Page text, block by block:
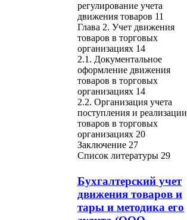
регулирование учета
движения товаров 11
Глава 2. Учет движения
товаров в торговых
организациях 14
2.1. Документальное
оформление движения
товаров в торговых
организациях 14
2.2. Организация учета
поступления и реализации
товаров в торговых
организациях 20
Заключение 27
Список литературы 29
Бухгалтерский учет
движения товаров и
тары и методика его